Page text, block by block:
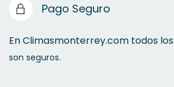
Pago Seguro
En Climasmonterrey.com todos los
son seguros.